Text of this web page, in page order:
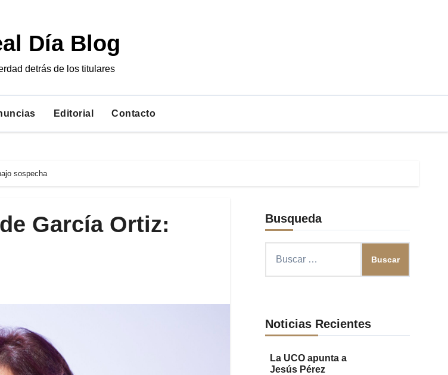
Día Blog
detrás de los titulares
Editorial Contacto
sospecha
García Ortiz:
Busqueda
Noticias Recientes
La UCO apunta a
Jesús Pérez